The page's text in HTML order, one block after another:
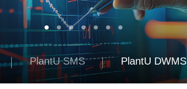
PlantU SMS PlantU DWMS